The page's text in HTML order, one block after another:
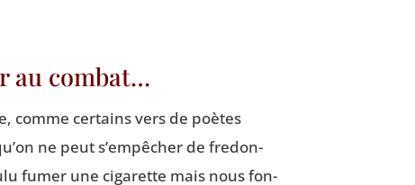
au combat…
comme cer­tains vers de poètes
ne peut s’empêcher de fre­don­
fumer une ciga­rette mais nous fon­